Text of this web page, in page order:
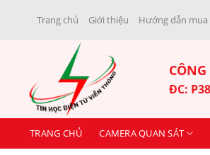
Trang chủ Giới thiệu Hướng dẫn
ĐC:
TRANG CHỦ CAMERA QUAN SÁT